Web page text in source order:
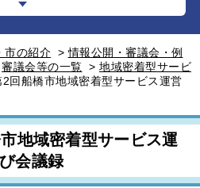
市の紹介 >情報公開・審議会・例
審議会等の一覧 > 地域密着型サービ
回船橋市地域密着型サービス運営
地域密着型サービス運
会議録